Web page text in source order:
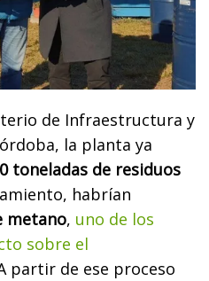
de Infraestructura y
la planta ya
toneladas de residuos
habrían
metano, uno de los
sobre el
partir de ese proceso